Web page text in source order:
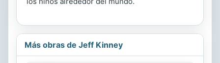
Más obras de Jeff Kinney